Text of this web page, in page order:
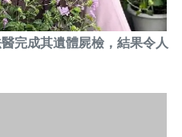
完成其遺體屍檢，結果令人